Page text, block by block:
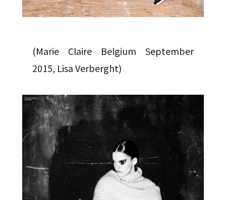
(Marie Claire Belgium September
2015, Lisa Verberght)